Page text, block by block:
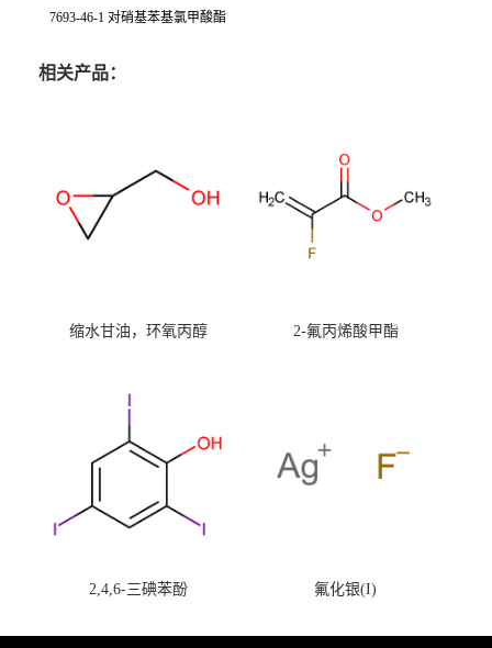
7693-46-1 对硝基苯基氯甲酸酯
相关产品：
缩水甘油，环氧丙醇 2-氟丙烯酸甲酯
2,4,6-三碘苯酚 氟化银(I)